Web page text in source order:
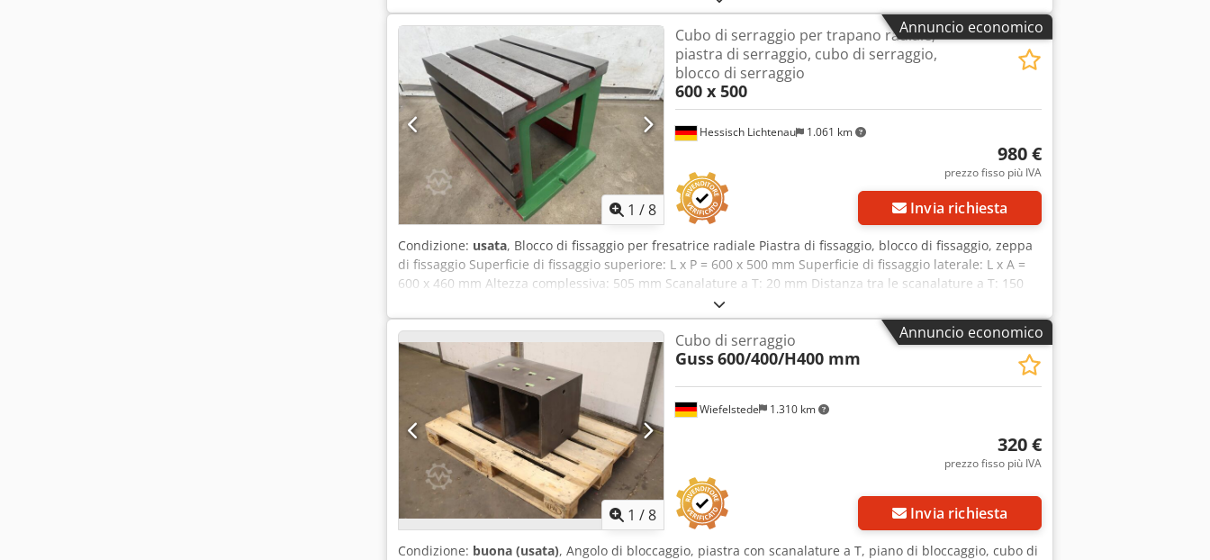
Annuncio economico
1 /8
Hessisch Lichtenau 1.061 km
Cubo di serraggio per trapano radiale;
piastra di serraggio, cubo di serraggio,
blocco di serraggio
600 x 500
980 €
prezzo fisso più IVA
Invia richiesta
Condizione: usata, Blocco di fissaggio per fresatrice radiale Piastra di fissaggio, blocco di fissaggio, zeppa
di fissaggio Superficie di fissaggio superiore: L x P = 600 x 500 mm Superficie di fissaggio laterale: L x A =
600 x 460 mm Altezza complessiva: 505 mm Scanalature a T: 20 mm Distanza tra le scanalature a T: 150
mm Dimensioni complessive L x P x A: 680 x 500 x 505 mm Peso: 150 kg Dsdozinz Sopfx Ammeck in buone
condizioni
Annuncio economico
1 /8
Wiefelstede 1.310 km
Cubo di serraggio
Guss600/400/H400 mm
320 €
prezzo fisso più IVA
Invia richiesta
Condizione: buona (usata), Angolo di bloccaggio, piastra con scanalature a T, piano di bloccaggio, cubo di